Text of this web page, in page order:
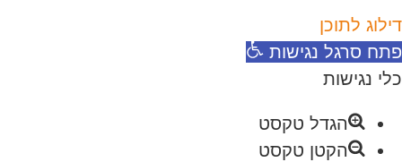
דילוג לתוכן
פתח סרגל נגישות
כלי נגישות
הגדל טקסט
הקטן טקסט